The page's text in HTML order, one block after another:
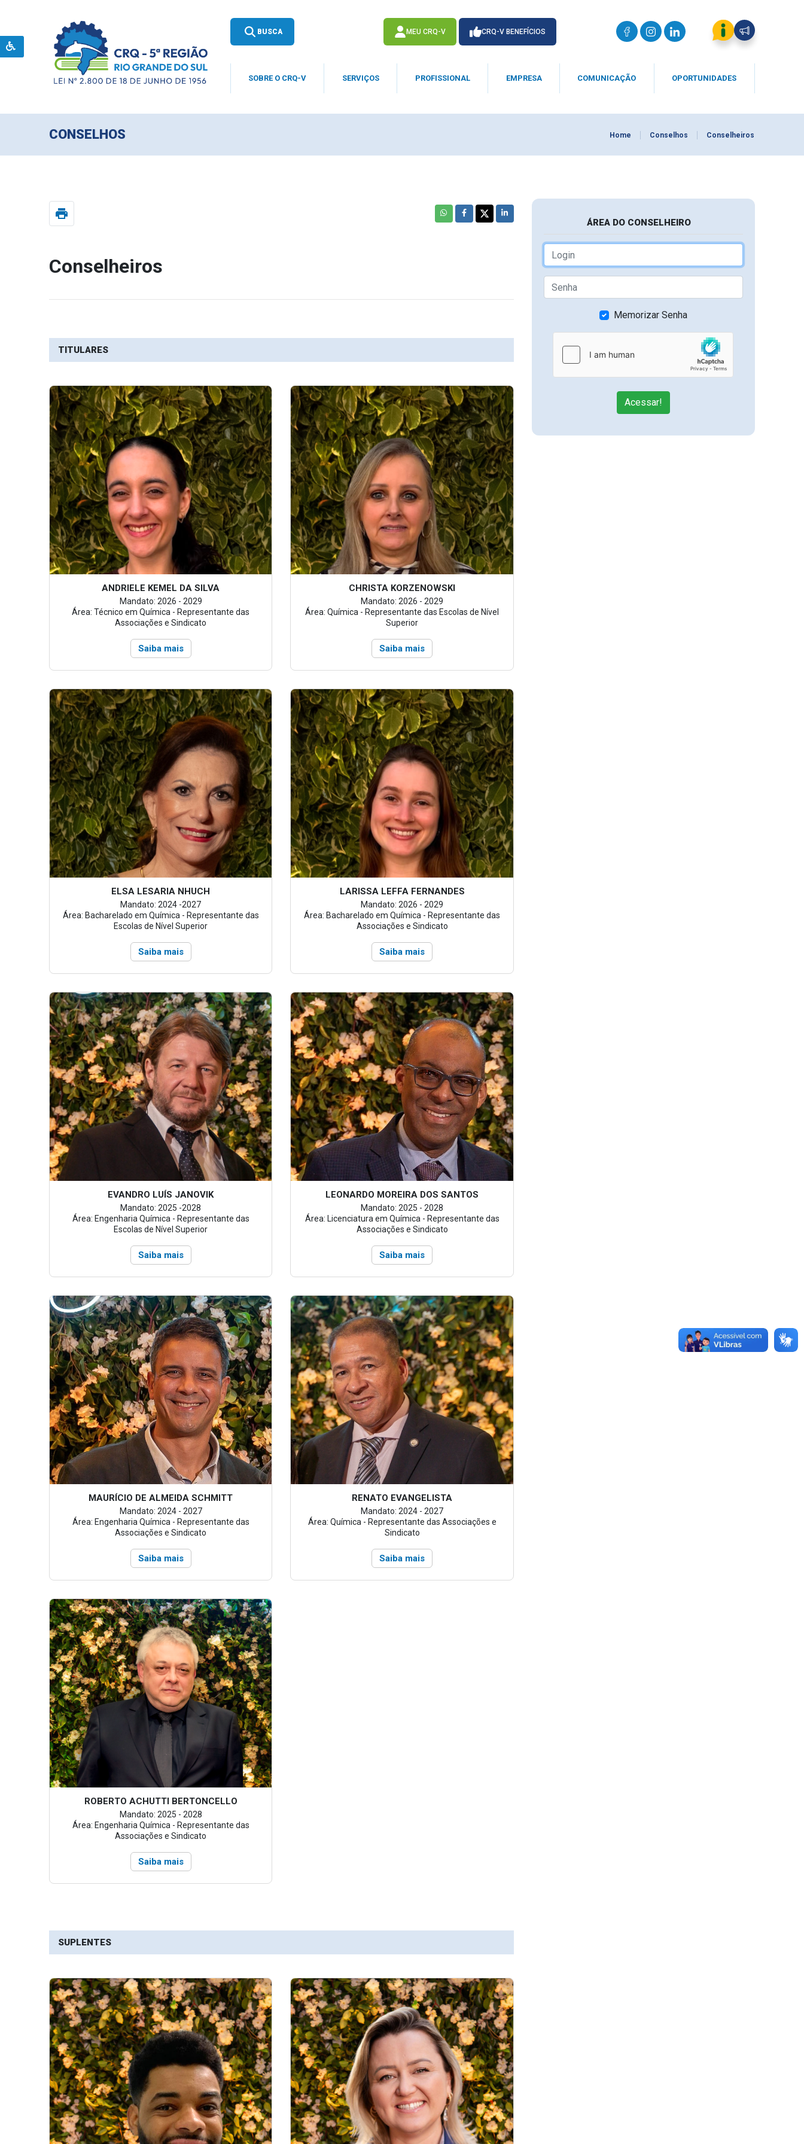
BUSCA MEU CRQ-V CRQ-V BENEFÍCIOS
SOBRE O CRQ-V SERVIÇOS PROFISSIONAL EMPRESA COMUNICAÇÃO OPORTUNIDADES
CONSELHOS Home Conselhos Conselheiros
print
Conselheiros
TITULARES
ANDRIELE KEMEL DA SILVA
Mandato: 2026 - 2029
Área: Técnico em Química - Representante das
Associações e Sindicato
Saiba mais
CHRISTA KORZENOWSKI
Mandato: 2026 - 2029
Área: Química - Representante das Escolas de Nível
Superior
Saiba mais
ELSA LESARIA NHUCH
Mandato: 2024 -2027
Área: Bacharelado em Química - Representante das
Escolas de Nível Superior
Saiba mais
LARISSA LEFFA FERNANDES
Mandato: 2026 - 2029
Área: Bacharelado em Química - Representante das
Associações e Sindicato
Saiba mais
EVANDRO LUÍS JANOVIK
Mandato: 2025 -2028
Área: Engenharia Química - Representante das
Escolas de Nível Superior
Saiba mais
LEONARDO MOREIRA DOS SANTOS
Mandato: 2025 - 2028
Área: Licenciatura em Química - Representante das
Associações e Sindicato
Saiba mais
MAURÍCIO DE ALMEIDA SCHMITT
Mandato: 2024 - 2027
Área: Engenharia Química - Representante das
Associações e Sindicato
Saiba mais
RENATO EVANGELISTA
Mandato: 2024 - 2027
Área: Química - Representante das Associações e
Sindicato
Saiba mais
ROBERTO ACHUTTI BERTONCELLO
Mandato: 2025 - 2028
Área: Engenharia Química - Representante das
Associações e Sindicato
Saiba mais
SUPLENTES
ÁREA DO CONSELHEIRO
Memorizar Senha
Acessar!